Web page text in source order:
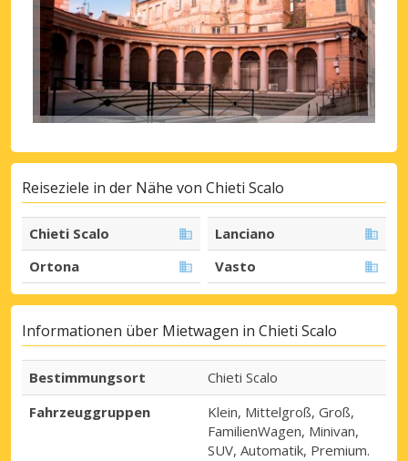
Reiseziele in der Nähe von Chieti Scalo
Chieti Scalo
Lanciano
Ortona
Vasto
Informationen über Mietwagen in Chieti Scalo
Bestimmungsort
Chieti Scalo
Fahrzeuggruppen
Klein, Mittelgroß, Groß,
FamilienWagen, Minivan,
SUV, Automatik, Premium.